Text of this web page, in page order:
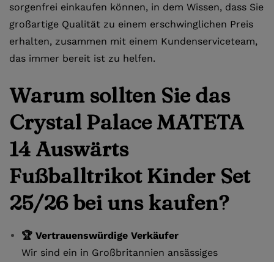
sorgenfrei einkaufen können, in dem Wissen, dass Sie
großartige Qualität zu einem erschwinglichen Preis
erhalten, zusammen mit einem Kundenserviceteam,
das immer bereit ist zu helfen.
Warum sollten Sie das
Crystal Palace MATETA
14 Auswärts
Fußballtrikot Kinder Set
25/26 bei uns kaufen?
🏆 Vertrauenswürdige Verkäufer
Wir sind ein in Großbritannien ansässiges